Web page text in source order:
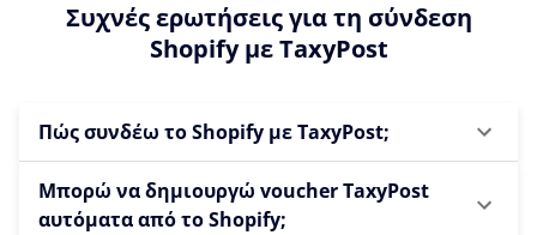
Συχνές ερωτήσεις για τη σύνδεση
Shopify με TaxyPost
Πώς συνδέω το Shopify με TaxyPost;
Μπορώ να δημιουργώ voucher TaxyPost
αυτόματα από το Shopify;